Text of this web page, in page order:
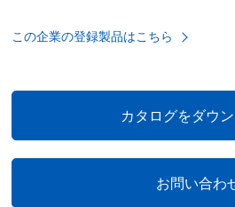
この企業の登録製品はこちら